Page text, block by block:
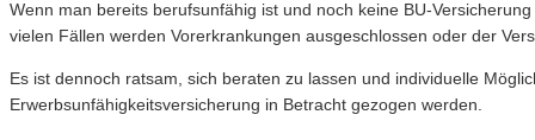
Wenn man bereits berufsunfähig ist und noch keine BU-
vielen Fällen werden Vorerkrankungen ausgeschlossen oder der
Es ist dennoch ratsam, sich beraten zu lassen und individuelle
Erwerbsunfähigkeitsversicherung in Betracht gezogen werden.